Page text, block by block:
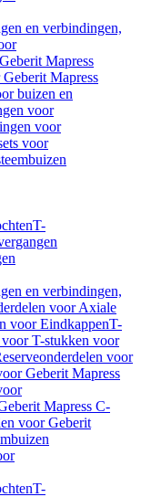
en verbindingen,
Mapress
Mapress
buizen en
voor
voor
voor
T-
en verbindingen,
voor Axiale
voor EindkappenT-
T-stukken voor
voor
Geberit Mapress
Mapress C-
voor Geberit
T-